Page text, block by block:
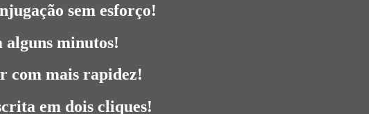
sem esforço!
alguns minutos!
com mais rapidez!
em dois cliques!